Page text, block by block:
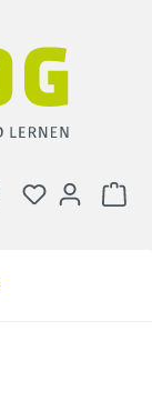
DU HAST 0